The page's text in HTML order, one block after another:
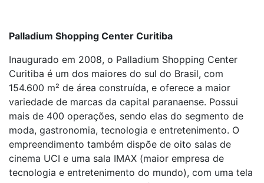
Palladium Shopping Center Curitiba
Inaugurado em 2008, o Palladium Shopping Center
Curitiba é um dos maiores do sul do Brasil, com
154.600 m² de área construída, e oferece a maior
variedade de marcas da capital paranaense. Possui
mais de 400 operações, sendo elas do segmento de
moda, gastronomia, tecnologia e entretenimento. O
empreendimento também dispõe de oito salas de
cinema UCI e uma sala IMAX (maior empresa de
tecnologia e entretenimento do mundo), com uma tela